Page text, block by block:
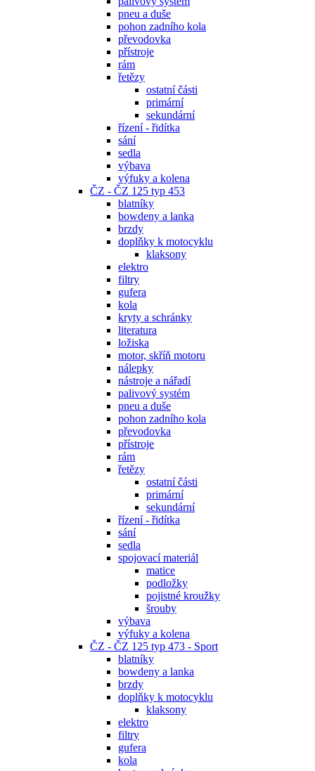
pneu a duše
pohon zadního kola
převodovka
přístroje
rám
řetězy
ostatní části
primární
sekundární
řízení - řidítka
sání
sedla
výbava
výfuky a kolena
ČZ - ČZ 125 typ 453
blatníky
bowdeny a lanka
brzdy
doplňky k motocyklu
klaksony
elektro
filtry
gufera
kola
kryty a schránky
literatura
ložiska
motor, skříň motoru
nálepky
nástroje a nářadí
palivový systém
pneu a duše
pohon zadního kola
převodovka
přístroje
rám
řetězy
ostatní části
primární
sekundární
řízení - řidítka
sání
sedla
spojovací materiál
matice
podložky
pojistné kroužky
šrouby
výbava
výfuky a kolena
ČZ - ČZ 125 typ 473 - Sport
blatníky
bowdeny a lanka
brzdy
doplňky k motocyklu
klaksony
elektro
filtry
gufera
kola